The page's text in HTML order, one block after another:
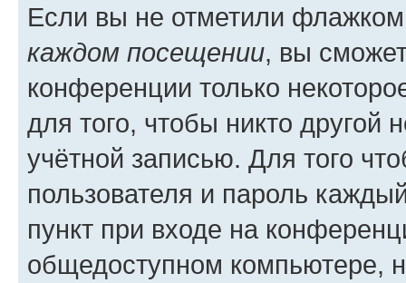
Если вы не отметили
каждом посещении, вы
конференции только
для того, чтобы никто другой
учётной записью. Для того
пользователя и пароль
пункт при входе на
общедоступном компьютере,